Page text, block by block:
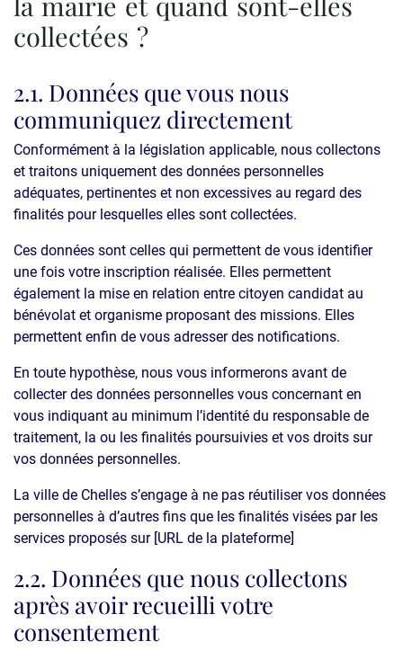
collectées ?
2.1. Données que vous nous
communiquez directement
Conformément à la législation applicable, nous collectons
et traitons uniquement des données personnelles
adéquates, pertinentes et non excessives au regard des
finalités pour lesquelles elles sont collectées.
Ces données sont celles qui permettent de vous identifier
une fois votre inscription réalisée. Elles permettent
également la mise en relation entre citoyen candidat au
bénévolat et organisme proposant des missions. Elles
permettent enfin de vous adresser des notifications.
En toute hypothèse, nous vous informerons avant de
collecter des données personnelles vous concernant en
vous indiquant au minimum l’identité du responsable de
traitement, la ou les finalités poursuivies et vos droits sur
vos données personnelles.
La ville de Chelles s’engage à ne pas réutiliser vos données
personnelles à d’autres fins que les finalités visées par les
services proposés sur [URL de la plateforme]
2.2. Données que nous collectons
après avoir recueilli votre
consentement